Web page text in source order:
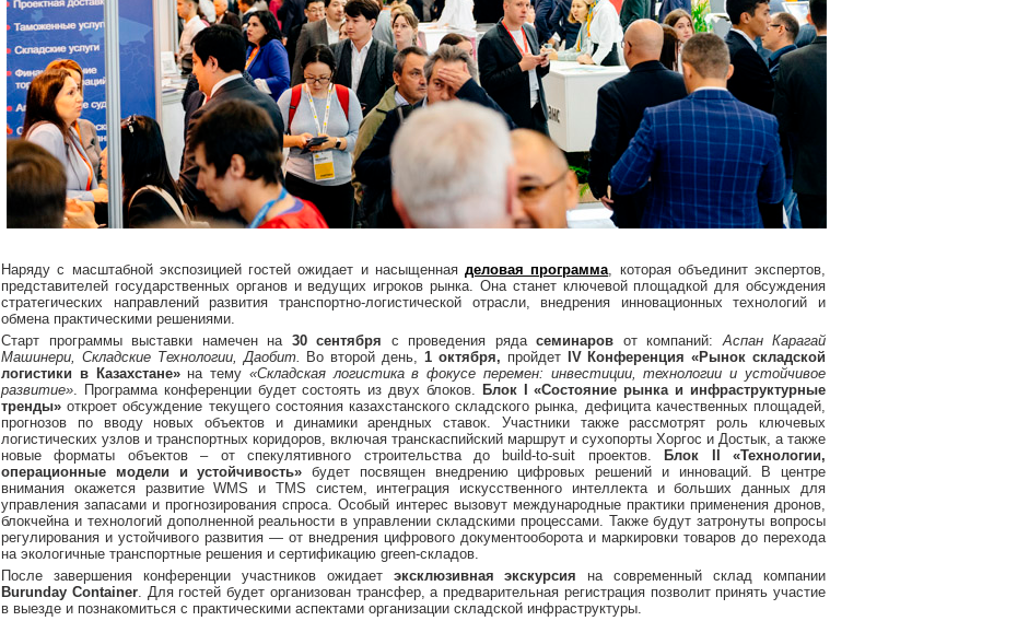
Наряду с масштабной экспозицией гостей ожидает и насыщенная деловая программа, которая объединит экспертов,
представителей государственных органов и ведущих игроков рынка. Она станет ключевой площадкой для обсуждения
стратегических направлений развития транспортно-логистической отрасли, внедрения инновационных технологий и
обмена практическими решениями.
Старт программы выставки намечен на 30 сентября с проведения ряда семинаров от компаний:Аспан Карагай
Машинери, Складские Технологии, Даобит. Во второй день, 1 октября, пройдет
IV Конференция «Рынок складской
логистики в Казахстане»на тему «Складская логистика в фокусе перемен: инвестиции, технологии и устойчивое
развитие». Программа конференции будет состоять из двух блоков. Блок I «Состояние рынка и инфраструктурные
тренды» откроет обсуждение текущего состояния казахстанского складского рынка, дефицита качественных площадей,
прогнозов по вводу новых объектов и динамики арендных ставок. Участники также рассмотрят роль ключевых
логистических узлов и транспортных коридоров, включая транскаспийский маршрут и сухопорты Хоргос и Достык, а также
новые форматы объектов – от спекулятивного строительства до build-to-suit проектов.
Блок II «Технологии,
операционные модели и устойчивость» будет посвящен внедрению цифровых решений и инноваций. В центре
внимания окажется развитие WMS и TMS систем, интеграция искусственного интеллекта и больших данных для
управления запасами и прогнозирования спроса. Особый интерес вызовут международные практики применения дронов,
блокчейна и технологий дополненной реальности в управлении складскими процессами. Также будут затронуты вопросы
регулирования и устойчивого развития — от внедрения цифрового документооборота и маркировки товаров до перехода
на экологичные транспортные решения и сертификацию green-складов.
После завершения конференции участников ожидает эксклюзивная экскурсия на современный склад компании
Burunday Container. Для гостей будет организован трансфер, а предварительная регистрация позволит принять участие
в выезде и познакомиться с практическими аспектами организации складской инфраструктуры.